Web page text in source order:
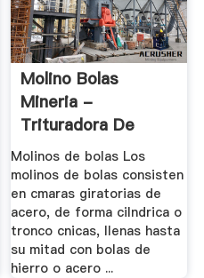
Molino Bolas
Mineria -
Trituradora De
Cono
Molinos de bolas Los
molinos de bolas consisten
en cmaras giratorias de
acero, de forma cilndrica o
tronco cnicas, llenas hasta
su mitad con bolas de
hierro o acero ...